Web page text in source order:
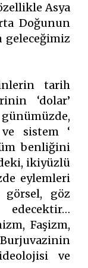
Asya
Doğunun
geleceğimiz
tarih
‘dolar’
sistem ‘
benliğini
ikiyüzlü
eylemleri
göz
Faşizm,
ve